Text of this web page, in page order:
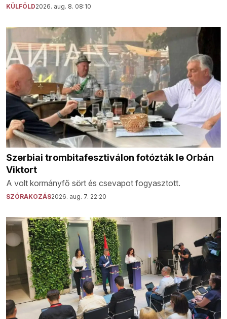
KÜLFÖLD2026. aug. 8. 08:10
Szerbiai trombitafesztiválon fotózták le Orbán
Viktort
A volt kormányfő sört és csevapot fogyasztott.
SZÓRAKOZÁS2026. aug. 7. 22:20